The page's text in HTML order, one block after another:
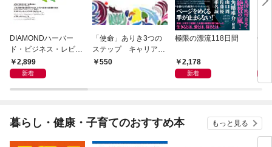
DIAMONDハーバー
ド・ビジネス・レビュ
ー 2026年9月号 特集
「上司をマネジメント
2,899
新着
「使命」ありき3つの
ステップ キャリアの
成功とは何か
550
極限の漂流118日間
2,178
新着
働
れ
暮らし・健康・子育てのおすすめ本 もっと見る